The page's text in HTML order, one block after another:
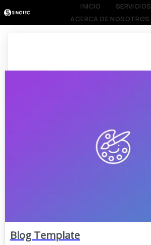
INICIO SERVICIOS
ACERCA DE NOSOTROS
Blog Template